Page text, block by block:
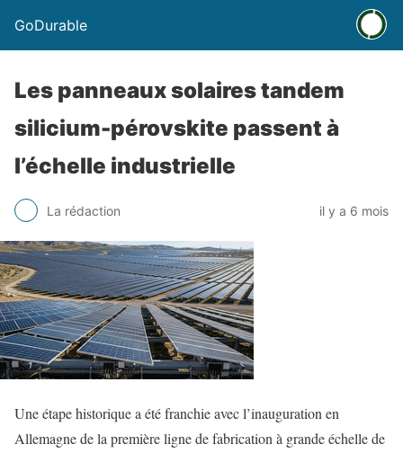
GoDurable
Les panneaux solaires tandem
silicium-pérovskite passent à
l’échelle industrielle
La rédaction il y a 6 mois
Une étape historique a été franchie avec l’inauguration en
Allemagne de la première ligne de fabrication à grande échelle de